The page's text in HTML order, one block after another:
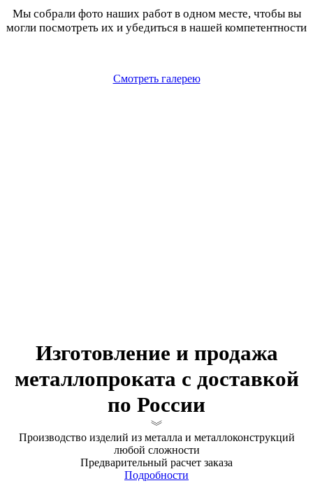
Мы собрали фото наших работ в одном месте, чтобы вы
могли посмотреть их и убедиться в нашей компетентности
Смотреть галерею
Изготовление и продажа
металлопроката с доставкой
по России
Производство изделий из металла и металлоконструкций
любой сложности
Предварительный расчет заказа
Подробности